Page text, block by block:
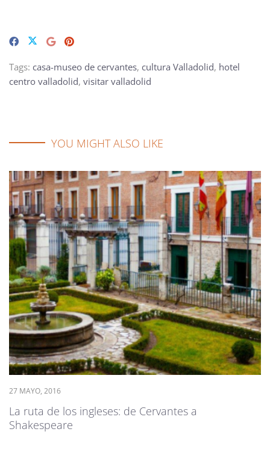
Tags: casa-museo de cervantes, cultura Valladolid, hotel
centro valladolid, visitar valladolid
YOU MIGHT ALSO LIKE
27 MAYO, 2016
La ruta de los ingleses: de Cervantes a
Shakespeare